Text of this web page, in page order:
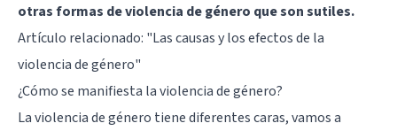
otras formas de violencia de género que son sutiles.
Artículo relacionado: "Las causas y los efectos de la
violencia de género"
¿Cómo se manifiesta la violencia de género?
La violencia de género tiene diferentes caras, vamos a